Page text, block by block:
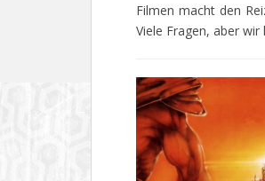
Filmen macht den
Viele Fragen, aber